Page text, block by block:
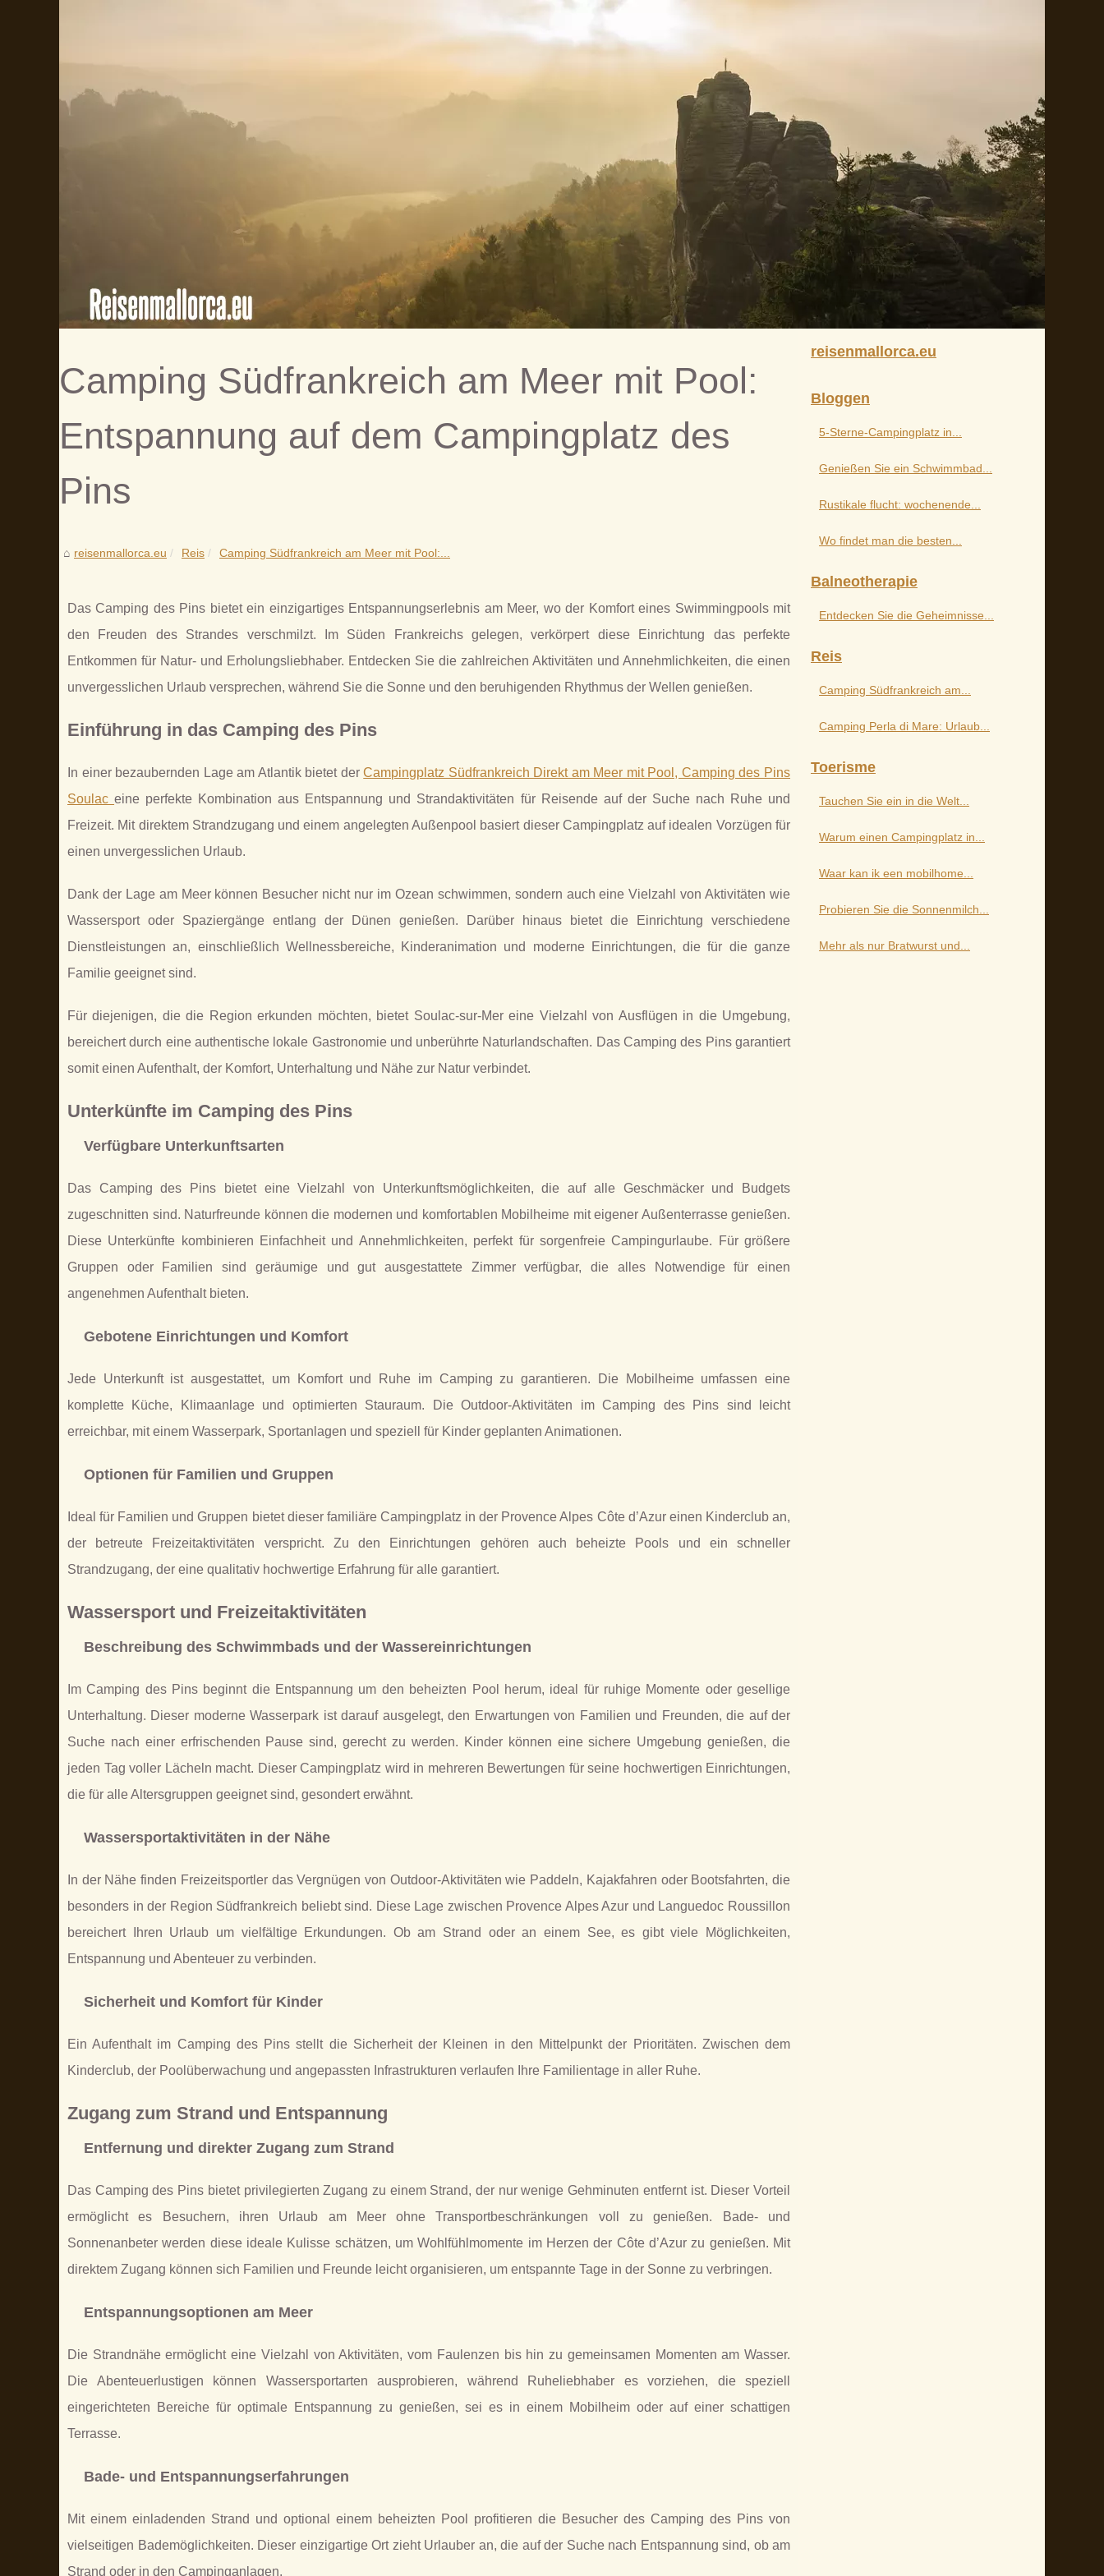
Camping Südfrankreich am Meer mit Pool:
Entspannung auf dem Campingplatz des
Pins
reisenmallorca.eu Reis Camping Südfrankreich am Meer mit Pool:...
Das Camping des Pins bietet ein einzigartiges Entspannungserlebnis am Meer, wo der Komfort eines Swimmingpools mit
den Freuden des Strandes verschmilzt. Im Süden Frankreichs gelegen, verkörpert diese Einrichtung das perfekte
Entkommen für Natur- und Erholungsliebhaber. Entdecken Sie die zahlreichen Aktivitäten und Annehmlichkeiten, die einen
unvergesslichen Urlaub versprechen, während Sie die Sonne und den beruhigenden Rhythmus der Wellen genießen.
Einführung in das Camping des Pins
In einer bezaubernden Lage am Atlantik bietet derCampingplatz Südfrankreich Direkt am Meer mit Pool, Camping des Pins
Soulaceine perfekte Kombination aus Entspannung und Strandaktivitäten für Reisende auf der Suche nach Ruhe und
Freizeit. Mit direktem Strandzugang und einem angelegten Außenpool basiert dieser Campingplatz auf idealen Vorzügen für
einen unvergesslichen Urlaub.
Dank der Lage am Meer können Besucher nicht nur im Ozean schwimmen, sondern auch eine Vielzahl von Aktivitäten wie
Wassersport oder Spaziergänge entlang der Dünen genießen. Darüber hinaus bietet die Einrichtung verschiedene
Dienstleistungen an, einschließlich Wellnessbereiche, Kinderanimation und moderne Einrichtungen, die für die ganze
Familie geeignet sind.
Für diejenigen, die die Region erkunden möchten, bietet Soulac-sur-Mer eine Vielzahl von Ausflügen in die Umgebung,
bereichert durch eine authentische lokale Gastronomie und unberührte Naturlandschaften. Das Camping des Pins garantiert
somit einen Aufenthalt, der Komfort, Unterhaltung und Nähe zur Natur verbindet.
Unterkünfte im Camping des Pins
Verfügbare Unterkunftsarten
Das Camping des Pins bietet eine Vielzahl von Unterkunftsmöglichkeiten, die auf alle Geschmäcker und Budgets
zugeschnitten sind. Naturfreunde können die modernen und komfortablen Mobilheime mit eigener Außenterrasse genießen.
Diese Unterkünfte kombinieren Einfachheit und Annehmlichkeiten, perfekt für sorgenfreie Campingurlaube. Für größere
Gruppen oder Familien sind geräumige und gut ausgestattete Zimmer verfügbar, die alles Notwendige für einen
angenehmen Aufenthalt bieten.
Gebotene Einrichtungen und Komfort
Jede Unterkunft ist ausgestattet, um Komfort und Ruhe im Camping zu garantieren. Die Mobilheime umfassen eine
komplette Küche, Klimaanlage und optimierten Stauraum. Die Outdoor-Aktivitäten im Camping des Pins sind leicht
erreichbar, mit einem Wasserpark, Sportanlagen und speziell für Kinder geplanten Animationen.
Optionen für Familien und Gruppen
Ideal für Familien und Gruppen bietet dieser familiäre Campingplatz in der Provence Alpes Côte d’Azur einen Kinderclub an,
der betreute Freizeitaktivitäten verspricht. Zu den Einrichtungen gehören auch beheizte Pools und ein schneller
Strandzugang, der eine qualitativ hochwertige Erfahrung für alle garantiert.
Wassersport und Freizeitaktivitäten
Beschreibung des Schwimmbads und der Wassereinrichtungen
Im Camping des Pins beginnt die Entspannung um den beheizten Pool herum, ideal für ruhige Momente oder gesellige
Unterhaltung. Dieser moderne Wasserpark ist darauf ausgelegt, den Erwartungen von Familien und Freunden, die auf der
Suche nach einer erfrischenden Pause sind, gerecht zu werden. Kinder können eine sichere Umgebung genießen, die
jeden Tag voller Lächeln macht. Dieser Campingplatz wird in mehreren Bewertungen für seine hochwertigen Einrichtungen,
die für alle Altersgruppen geeignet sind, gesondert erwähnt.
Wassersportaktivitäten in der Nähe
In der Nähe finden Freizeitsportler das Vergnügen von Outdoor-Aktivitäten wie Paddeln, Kajakfahren oder Bootsfahrten, die
besonders in der Region Südfrankreich beliebt sind. Diese Lage zwischen Provence Alpes Azur und Languedoc Roussillon
bereichert Ihren Urlaub um vielfältige Erkundungen. Ob am Strand oder an einem See, es gibt viele Möglichkeiten,
Entspannung und Abenteuer zu verbinden.
Sicherheit und Komfort für Kinder
Ein Aufenthalt im Camping des Pins stellt die Sicherheit der Kleinen in den Mittelpunkt der Prioritäten. Zwischen dem
Kinderclub, der Poolüberwachung und angepassten Infrastrukturen verlaufen Ihre Familientage in aller Ruhe.
Zugang zum Strand und Entspannung
Entfernung und direkter Zugang zum Strand
Das Camping des Pins bietet privilegierten Zugang zu einem Strand, der nur wenige Gehminuten entfernt ist. Dieser Vorteil
ermöglicht es Besuchern, ihren Urlaub am Meer ohne Transportbeschränkungen voll zu genießen. Bade- und
Sonnenanbeter werden diese ideale Kulisse schätzen, um Wohlfühlmomente im Herzen der Côte d’Azur zu genießen. Mit
direktem Zugang können sich Familien und Freunde leicht organisieren, um entspannte Tage in der Sonne zu verbringen.
Entspannungsoptionen am Meer
Die Strandnähe ermöglicht eine Vielzahl von Aktivitäten, vom Faulenzen bis hin zu gemeinsamen Momenten am Wasser.
Die Abenteuerlustigen können Wassersportarten ausprobieren, während Ruheliebhaber es vorziehen, die speziell
eingerichteten Bereiche für optimale Entspannung zu genießen, sei es in einem Mobilheim oder auf einer schattigen
Terrasse.
Bade- und Entspannungserfahrungen
Mit einem einladenden Strand und optional einem beheizten Pool profitieren die Besucher des Camping des Pins von
vielseitigen Bademöglichkeiten. Dieser einzigartige Ort zieht Urlauber an, die auf der Suche nach Entspannung sind, ob am
Strand oder in den Campinganlagen.
reisenmallorca.eu
Bloggen
5-Sterne-Campingplatz in...
Genießen Sie ein Schwimmbad...
Rustikale flucht: wochenende...
Wo findet man die besten...
Balneotherapie
Entdecken Sie die Geheimnisse...
Reis
Camping Südfrankreich am...
Camping Perla di Mare: Urlaub...
Toerisme
Tauchen Sie ein in die Welt...
Warum einen Campingplatz in...
Waar kan ik een mobilhome...
Probieren Sie die Sonnenmilch...
Mehr als nur Bratwurst und...